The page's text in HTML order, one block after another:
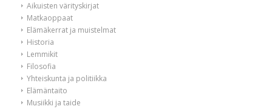
Aikuisten värityskirjat
Matkaoppaat
Elämäkerrat ja muistelmat
Historia
Lemmikit
Filosofia
Yhteiskunta ja politiikka
Elämäntaito
Musiikki ja taide